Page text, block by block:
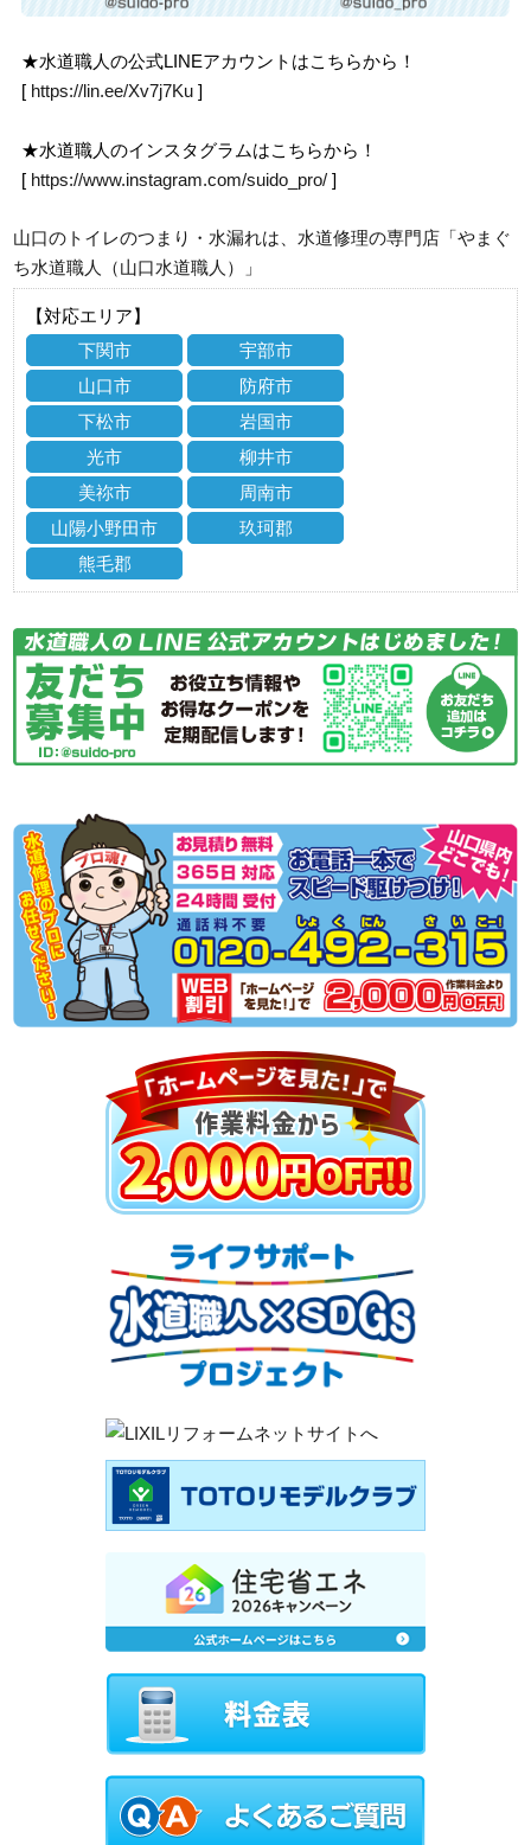
★水道職人の公式LINEアカウントはこちらから！
[ https://lin.ee/Xv7j7Ku ]
★水道職人のインスタグラムはこちらから！
[ https://www.instagram.com/suido_pro/ ]
山口のトイレのつまり・水漏れは、水道修理の専門店「やまぐ
ち水道職人（山口水道職人）」
【対応エリア】
下関市
宇部市
山口市
防府市
下松市
岩国市
光市
柳井市
美祢市
周南市
山陽小野田市
玖珂郡
熊毛郡